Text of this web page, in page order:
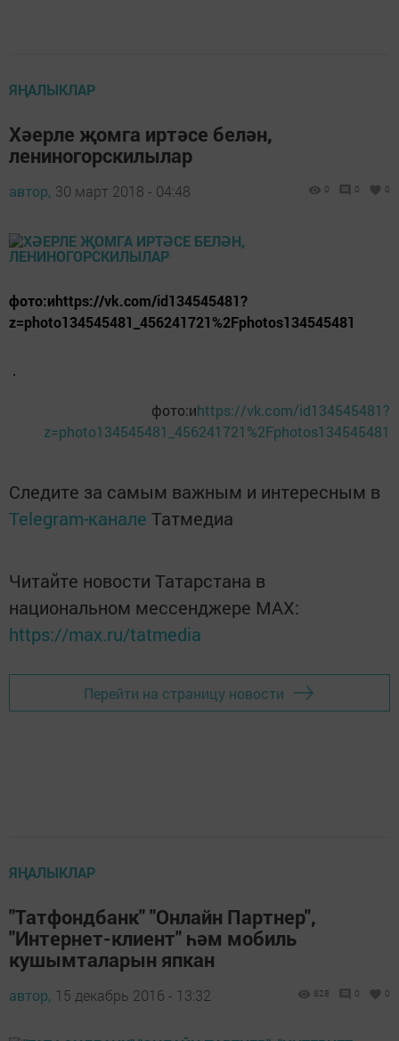
ЯҢАЛЫКЛАР
Хәерле җомга иртәсе белән,
лениногорскилылар
автор, 30 март 2018 - 04:48 0 0 0
фото:иhttps://vk.com/id134545481?
z=photo134545481_456241721%2Fphotos134545481
фото:иhttps://vk.com/id134545481?
z=photo134545481_456241721%2Fphotos134545481
Следите за самым важным и интересным в
Telegram-канале Татмедиа
Читайте новости Татарстана в
национальном мессенджере MАХ:
https://max.ru/tatmedia
Перейти на страницу новости
ЯҢАЛЫКЛАР
"Татфондбанк" "Онлайн Партнер",
"Интернет-клиент" һәм мобиль
кушымталарын япкан
автор, 15 декабрь 2016 - 13:32 828 0 0